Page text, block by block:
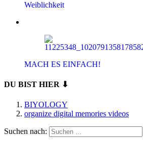
Weiblichkeit
MACH ES EINFACH!
DU BIST HIER ⬇
BIYOLOGY
organize digital memories videos
Suchen nach: